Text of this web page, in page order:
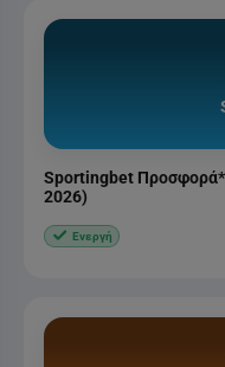
Sportingbet
2026)
Ενεργή